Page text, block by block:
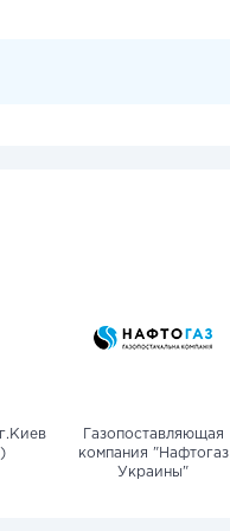
Газопоставляющая
компания "Нафтогаз
Украины"